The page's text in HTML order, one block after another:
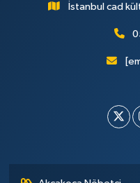
İstanbul cad